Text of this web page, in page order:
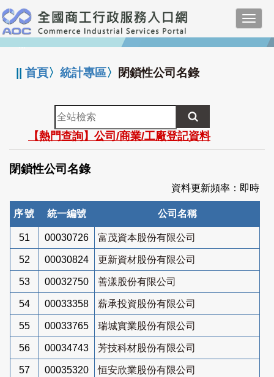
跳
到
主
要
:::
||首頁〉統計專區〉 閉鎖性公司名錄
全
站
檢
索
【熱門查詢】公司/商業/工廠登記資料
閉鎖性公司名錄
資料更新頻率：即時
序號 統一編號 公司名稱
51 00030726 富茂資本股份有限公司
52 00030824 更新資材股份有限公司
53 00032750 善漾股份有限公司
54 00033358 薪承投資股份有限公司
55 00033765 瑞城實業股份有限公司
56 00034743 芳技科材股份有限公司
57 00035320 恒安欣業股份有限公司